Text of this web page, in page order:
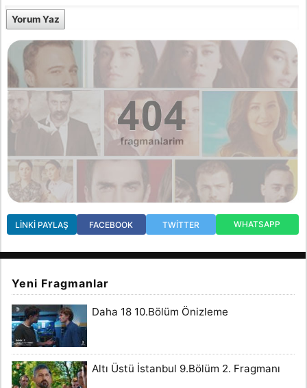
Yorum Yaz
LINKI PAYLAŞ FACEBOOK TWITTER WHATSAPP
Yeni Fragmanlar
Daha 18 10.Bölüm Önizleme
Altı Üstü İstanbul 9.Bölüm 2. Fragmanı